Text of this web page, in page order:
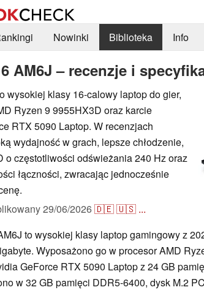
Nowinki Biblioteka Info
AM6J – recenzje i
wysokiej klasy 16-calowy laptop do gier,
Ryzen 9 9955HX3D oraz karcie
RTX 5090 Laptop. W recenzjach
wydajność w grach, lepsze chłodzenie,
o częstotliwości odświeżania 240 Hz oraz
łączności, zwracając jednocześnie
29/06/2026🇩🇪🇺🇸 ...
to wysokiej klasy laptop gamingowy z
Wyposażono go w procesor AMD
GeForce RTX 5090 Laptop z 24 GB
w 32 GB pamięci DDR5-6400, dysk M.2